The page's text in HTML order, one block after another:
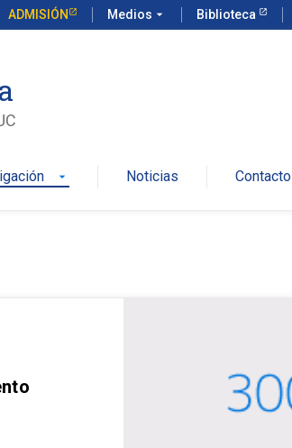
ADMISIÓN Medios arrow_drop_down Biblioteca
arrow_drop_down Noticias Contacto